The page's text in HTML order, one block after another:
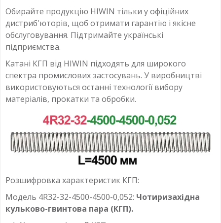
Обирайте продукцію HIWIN тільки у офіційних
дистриб'юторів, щоб отримати гарантію і якісне
обслуговування. Підтримайте українські
підприємства.
Катані КГП від HIWIN підходять для широкого
спектра промислових застосувань. У виробництві
використовуються останні технології вибору
матеріалів, прокатки та обробки.
Розшифровка характеристик КГП:
Модель 4R32-32-4500-4500-0,052: Чотиризахідна
кульково-гвинтова пара (КГП).